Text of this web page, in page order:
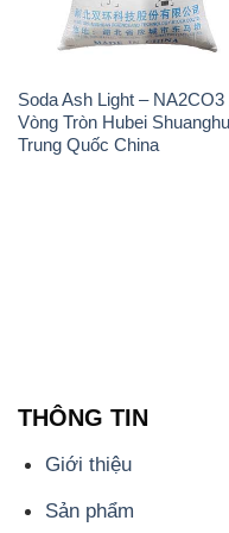
Soda Ash Light – NA2CO3
Vòng Tròn Hubei
Trung Quốc China
THÔNG TIN
Giới thiệu
Sản phẩm